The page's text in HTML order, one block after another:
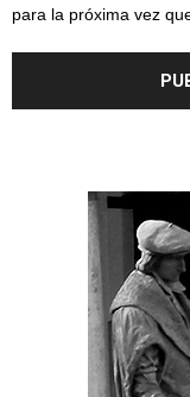
para la próxima vez